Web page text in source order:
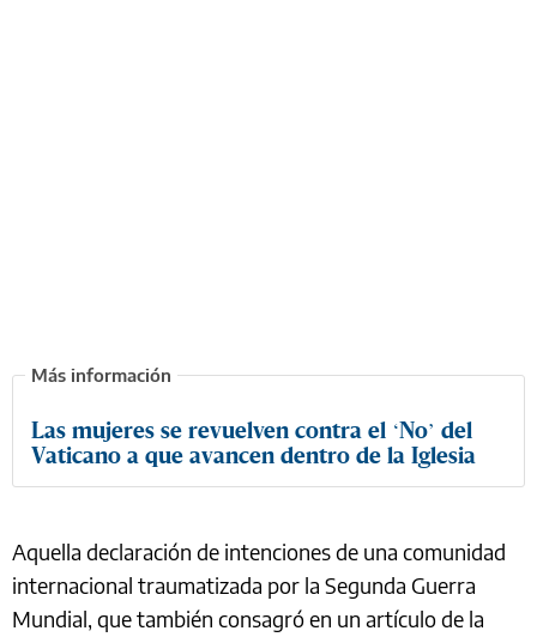
Las mujeres se revuelven contra el ‘No’ del
Vaticano a que avancen dentro de la Iglesia
Aquella declaración de intenciones de una comunidad
internacional traumatizada por la Segunda Guerra
Mundial, que también consagró en un artículo de la